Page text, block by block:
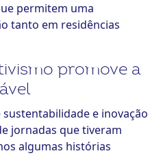
permitem uma
tanto em residências
promove a
e inovação
jornadas que tiveram
algumas histórias